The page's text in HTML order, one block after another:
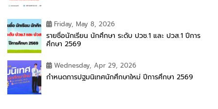
Friday, May 8, 2026
รายชื่อนักเรียน นักศึกษา ระดับ ปวช.1 และ ปวส.1 ปีการ
ศึกษา 2569
Wednesday, Apr 29, 2026
กำหนดการปฐมนิเทศนักศึกษาใหม่ ปีการศึกษา 2569